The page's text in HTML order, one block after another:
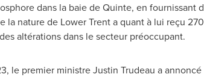
dans la baie de Quinte, en fournissant
la nature de Lower Trent a quant à lui reçu
altérations dans le secteur préoccupant.
le premier ministre Justin Trudeau a